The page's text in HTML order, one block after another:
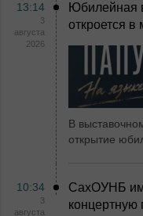
13:14
3
августа
2026
Юбилейная
откроется в
В
открытие
10:34
3
августа
СахОУНБ
концертную